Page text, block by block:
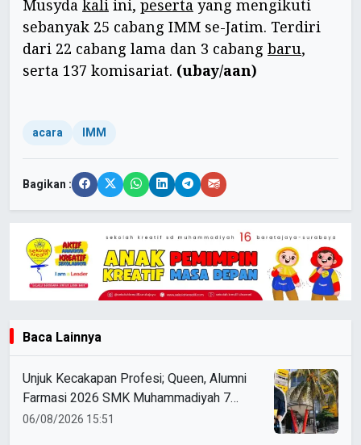
Musyda kali ini, peserta yang mengikuti
sebanyak 25 cabang IMM se-Jatim. Terdiri
dari 22 cabang lama dan 3 cabang baru,
serta 137 komisariat. (ubay/aan)
acara IMM
Bagikan :
Baca Lainnya
Unjuk Kecakapan Profesi; Queen, Alumni
Farmasi 2026 SMK Muhammadiyah 7
Gondanglegi Berhasil Kerja Sebelum
06/08/2026 15:51